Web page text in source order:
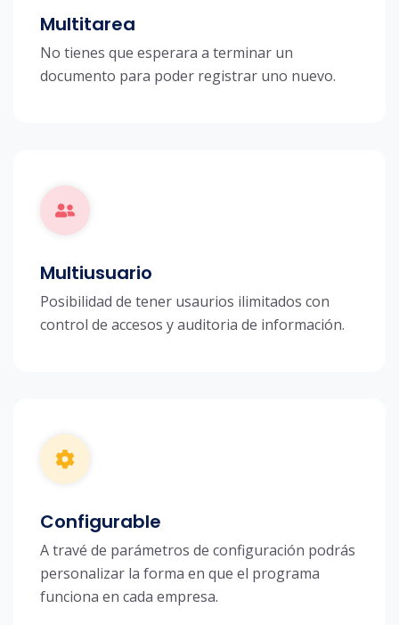
Multitarea
No tienes que esperara a terminar un
documento para poder registrar uno nuevo.
Multiusuario
Posibilidad de tener usaurios ilimitados con
control de accesos y auditoria de información.
Configurable
A travé de parámetros de configuración podrás
personalizar la forma en que el programa
funciona en cada empresa.